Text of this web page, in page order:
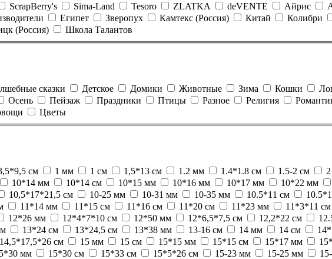
ScrapBerry's Sima-Land Tesoro ZLATKA deVENTE Айрис
Египет Зверопух Камтекс (Россия) Китай Колибри
(Россия) Школа Талантов
сказки Детское Домики Животные Зима Кошки
Осень Пейзаж Праздники Птицы Разное Религия
Цветы
см 1 мм 1 см 1,5*13 см 1.2 мм 1.4*1.8 см 1.5-2 см 2
10*14 мм 10*14 см 10*15 мм 10*16 мм 10*17 мм 10*22 мм
10,5*17*21,5 см 10-25 мм 10-31 мм 10-35 мм 10.5*11 см
11*14 мм 11*15 см 11*16 см 11*20 см 11*23 мм 11*3*11 см
12*26 мм 12*4*7*10 см 12*50 мм 12*6,5*7,5 см 12,2*22 см
13*24 см 13*24,5 см 13*38 мм 13-16 см 14 мм 14 см
14,5*17,5*26 см 15 мм 15 см 15*15 мм 15*15 см 15*17 мм
мм 15*30 см 15*33 см 15*5*26 см 15-23 мм 15-25 мм